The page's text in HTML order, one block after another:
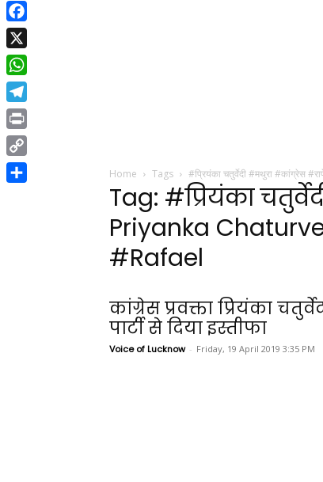
Home Tags #प्रियंका चतुर्वेदी #मथुरा
Tag: #प्रियंका
Priyanka
#Rafael
कांग्रेस प्रवक्ता प्रियंका
पार्टी से दिया इस्तीफा
Voice of Lucknow - Friday, 19 April 2019 3:35 PM
Facebook
X
WhatsApp
Telegram
Print
Copy
Link